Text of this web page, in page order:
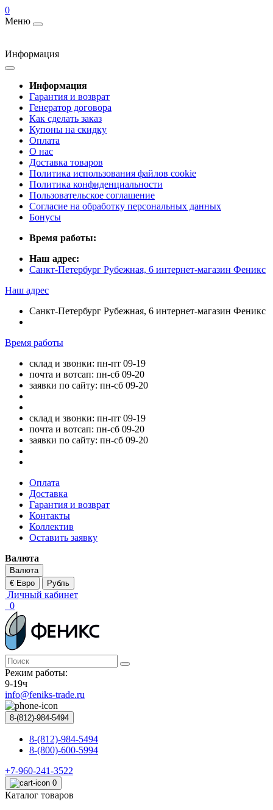
0
Меню
Информация
Информация
Гарантия и возврат
Генератор договора
Как сделать заказ
Купоны на скидку
Оплата
О нас
Доставка товаров
Политика использования файлов cookie
Политика конфиденциальности
Пользовательское соглашение
Согласие на обработку персональных данных
Бонусы
Время работы:
Наш адрес:
Санкт-Петербург Рубежная, 6 интернет-магазин Феникс
Наш адрес
Санкт-Петербург Рубежная, 6 интернет-магазин Феникс
Время работы
склад и звонки: пн-пт 09-19
почта и вотсап: пн-сб 09-20
заявки по сайту: пн-сб 09-20
склад и звонки: пн-пт 09-19
почта и вотсап: пн-сб 09-20
заявки по сайту: пн-сб 09-20
Оплата
Доставка
Гарантия и возврат
Контакты
Коллектив
Оставить заявку
Валюта
Валюта
€ Евро
Рубль
Личный кабинет
0
Режим работы:
9-19ч
info@feniks-trade.ru
8-(812)-984-5494
8-(812)-984-5494
8-(800)-600-5994
+7-960-241-3522
0
Каталог товаров